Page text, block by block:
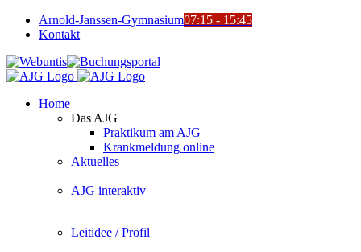
Zum
Inhalt
Arnold-Janssen-Gymnasium07:15 - 15:45
Kontakt
YouTube
Facebook
Instagram
Benutzerdefiniert
Webuntis Buchungsportal
Home
Das AJG
Praktikum am AJG
Krankmeldung online
Aktuelles
AJG interaktiv
Leitidee / Profil